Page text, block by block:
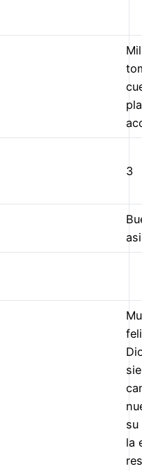
3
su
la